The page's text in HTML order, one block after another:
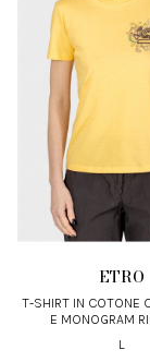
ETRO
T-SHIRT IN COTONE CON PEGASO
E MONOGRAM
L